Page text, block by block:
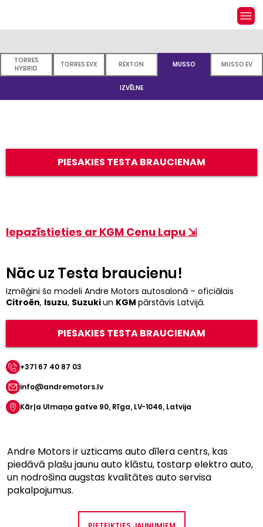
TORRES
HYBRID
TORRES EVX REXTON MUSSO MUSSO EV
IZVĒLNE
PIESAKIES TESTA BRAUCIENAM
Iepazīstieties ar KGM Cenu Lapu ⇲
Nāc uz Testa braucienu!
Izmēģini šo modeli Andre Motors autosalonā – oficiālais
Citroën, Isuzu, Suzukiun KGM pārstāvis Latvijā.
PIESAKIES TESTA BRAUCIENAM
+371 67 40 87 03
Kārļa Ulmaņa gatve 90, Rīga, LV-1046, Latvija
info@andremotors.lv
Andre Motors ir uzticams auto dīlera centrs, kas
piedāvā plašu jaunu auto klāstu, tostarp elektro auto,
un nodrošina augstas kvalitātes auto servisa
pakalpojumus.